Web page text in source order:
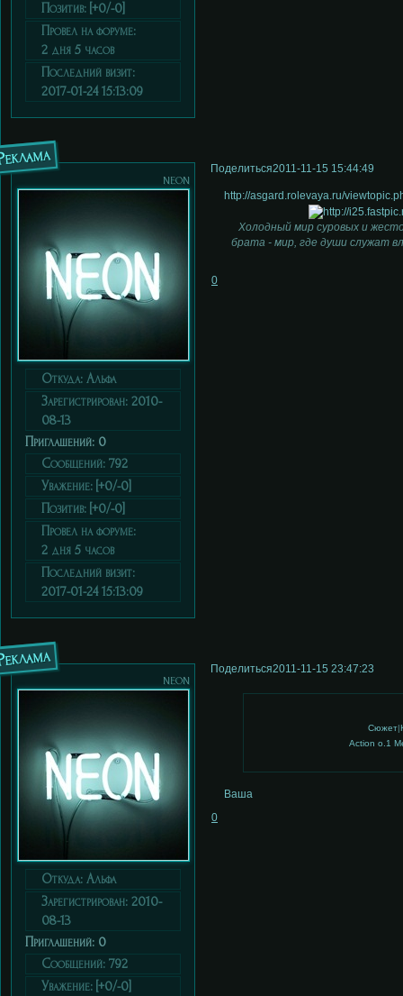
Позитив: [+0/-0]
Провел на форуме:
2 дня 5 часов
Последний визит:
2017-01-24 15:13:09
Поделиться2011-11-15 15:44:49
neon
Откуда: Альфа
Зарегистрирован: 2010-
08-13
Приглашений: 0
Сообщений: 792
Уважение: [+0/-0]
Позитив: [+0/-0]
Провел на форуме:
2 дня 5 часов
Последний визит:
2017-01-24 15:13:09
http://asgard.rolevaya.ru/
Холодный мир суровых и
брата - мир, где души служат
0
Поделиться2011-11-15 23:47:23
neon
Откуда: Альфа
Зарегистрирован: 2010-
08-13
Приглашений: 0
Сообщений: 792
Уважение: [+0/-0]
Сюжет|
Action o.1
Ваша
0